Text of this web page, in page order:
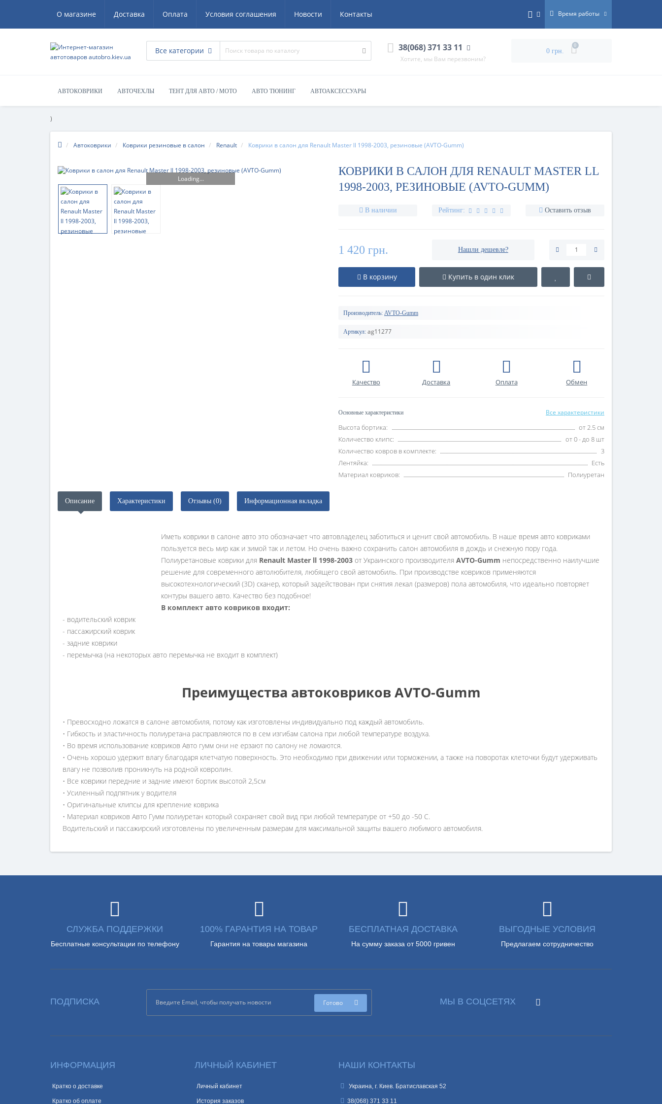
О магазине Доставка Оплата Условия соглашения Новости Контакты Время работы
Все категории 38(068) 371 33 11
Хотите, мы Вам перезвоним?
0 грн.
0
АВТОКОВРИКИ АВТОЧЕХЛЫ ТЕНТ ДЛЯ АВТО / МОТО АВТО ТЮНИНГ АВТОАКСЕССУАРЫ
)
Автоковрики Коврики резиновые в салон Renault Коврики в салон для Renault Master ll 1998-2003, резиновые (AVTO-Gumm)
Loading...
КОВРИКИ В САЛОН ДЛЯ RENAULT MASTER LL
1998-2003, РЕЗИНОВЫЕ (AVTO-GUMM)
В наличии Рейтинг: Оставить отзыв
1 420 грн. Нашли дешевле?
В корзину Купить в один клик
Производитель: AVTO-Gumm
Артикул: ag11277
Качество Доставка Оплата Обмен
Основные характеристики Все характеристики
Высота бортика:
от 2.5 см
Количество клипс:
от 0 - до 8 шт
Количество ковров в комплекте:
3
Лентяйка:
Есть
Материал ковриков:
Полиуретан
Описание Характеристики Отзывы (0) Информационная вкладка
Иметь коврики в салоне авто это обозначает что автовладелец заботиться и ценит свой автомобиль. В наше время авто ковриками
пользуется весь мир как и зимой так и летом. Но очень важно сохранить салон автомобиля в дождь и снежную пору года.
Полиуретановые коврики для Renault Master ll 1998-2003 от Украинского производителя AVTO-Gumm непосредственно наилучшие
решение для современного автолюбителя, любящего свой автомобиль. При производстве ковриков применяются
высокотехнологический (3D) сканер, который задействован при снятия лекал (размеров) пола автомобиля, что идеально повторяет
контуры вашего авто. Качество без подобное!
В комплект авто ковриков входит:
- водительский коврик
- пассажирский коврик
- задние коврики
- перемычка (на некоторых авто перемычка не входит в комплект)
Преимущества автоковриков AVTO-Gumm
• Превосходно ложатся в салоне автомобиля, потому как изготовлены индивидуально под каждый автомобиль.
• Гибкость и эластичность полиуретана расправляются по в сем изгибам салона при любой температуре воздуха.
• Во время использование ковриков Авто гумм они не ерзают по салону не ломаются.
• Очень хорошо удержит влагу благодаря клетчатую поверхность. Это необходимо при движении или торможении, а также на поворотах клеточки будут удерживать
влагу не позволив проникнуть на родной ковролин.
• Все коврики передние и задние имеют бортик высотой 2,5см
• Усиленный подпятник у водителя
• Оригинальные клипсы для крепление коврика
• Материал ковриков Авто Гумм полиуретан который сохраняет свой вид при любой температуре от +50 до -50 С.
Водительский и пассажирский изготовлены по увеличенным размерам для максимальной защиты вашего любимого автомобиля.
СЛУЖБА ПОДДЕРЖКИ
Бесплатные консультации по телефону
100% ГАРАНТИЯ НА ТОВАР
Гарантия на товары магазина
БЕСПЛАТНАЯ ДОСТАВКА
На сумму заказа от 5000 гривен
ВЫГОДНЫЕ УСЛОВИЯ
Предлагаем сотрудничество
ПОДПИСКА Готово МЫ В СОЦСЕТЯХ
ИНФОРМАЦИЯ
Кратко о доставке
Кратко об оплате
ЛИЧНЫЙ КАБИНЕТ
Личный кабинет
История заказов
НАШИ КОНТАКТЫ
Украина, г. Киев. Братиславская 52
38(068) 371 33 11